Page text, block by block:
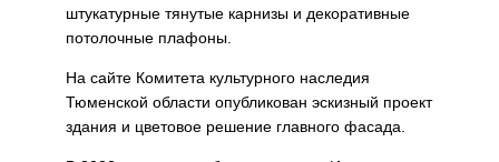
штукатурные тянутые карнизы и декоративные
потолочные плафоны.
На сайте Комитета культурного наследия
Тюменской области опубликован эскизный проект
здания и цветовое решение главного фасада.